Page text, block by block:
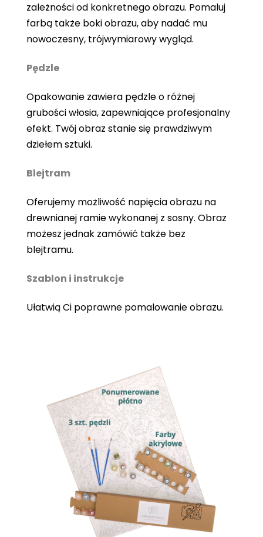
zależności od konkretnego obrazu. Pomaluj
farbą także boki obrazu, aby nadać mu
nowoczesny, trójwymiarowy wygląd.
Pędzle
Opakowanie zawiera pędzle o różnej
grubości włosia, zapewniające profesjonalny
efekt. Twój obraz stanie się prawdziwym
dziełem sztuki.
Blejtram
Oferujemy możliwość napięcia obrazu na
drewnianej ramie wykonanej z sosny. Obraz
możesz jednak zamówić także bez
blejtramu.
Szablon i instrukcje
Ułatwią Ci poprawne pomalowanie obrazu.